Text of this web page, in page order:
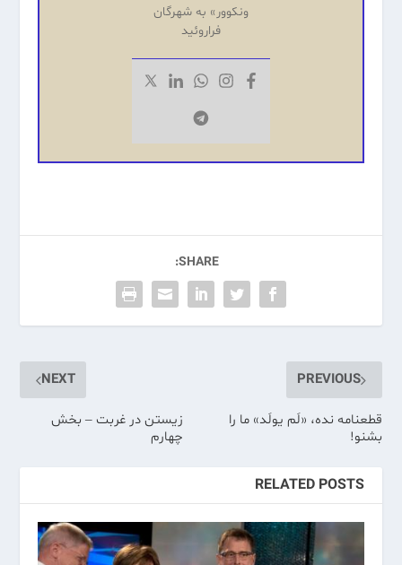
ونکوور» به شهرگان
فراروئید
SHARE:
PREVIOUS
قطعنامه نده، «لَم یولَد» ما را
بشنو!
NEXT
زیستن در غربت – بخش
چهارم
RELATED POSTS